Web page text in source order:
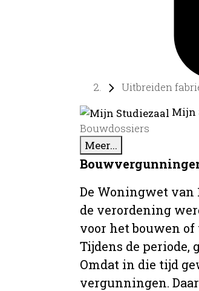
Uitbreiden
Mijn
Bouwdossiers
Meer...
De Woningwet van
de verordening
voor het bouwen
Tijdens de periode,
Omdat in die tijd
vergunningen.